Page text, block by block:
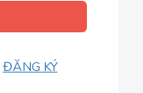
ĐĂNG KÝ